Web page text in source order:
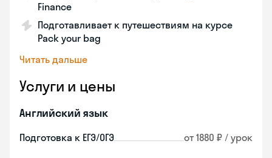
Finance
Подготавливает к путешествиям на курсе
Pack your bag
Читать дальше
Услуги и цены
Английский язык
Подготовка к ЕГЭ/ОГЭ от 1880 ₽ / урок